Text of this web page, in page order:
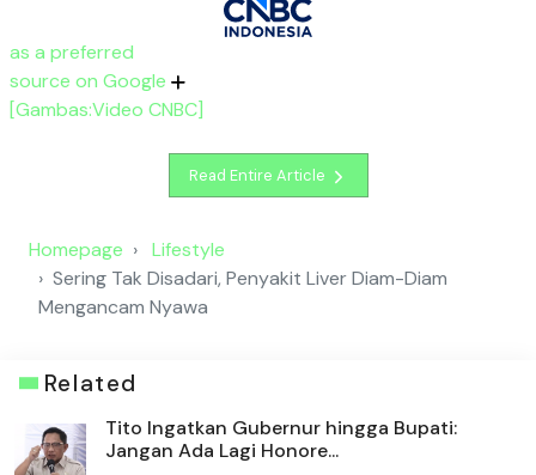
as a preferred
source on Google
[Gambas:Video CNBC]
Read Entire Article
Homepage
Lifestyle
Sering Tak Disadari, Penyakit Liver Diam-Diam
Mengancam Nyawa
Related
Tito Ingatkan Gubernur hingga Bupati:
Jangan Ada Lagi Honore...